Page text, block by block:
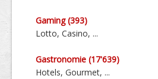
Gaming (393)
Lotto, Casino, ...
Gastronomie (17'639)
Hotels, Gourmet, ...